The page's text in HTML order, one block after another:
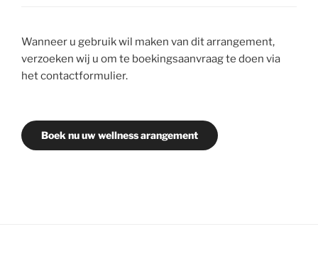
Wanneer u gebruik wil maken van dit arrangement,
verzoeken wij u om te boekingsaanvraag te doen via
het contactformulier.
Boek nu uw wellness arangement